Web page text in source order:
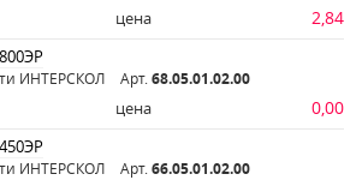
цена 2,84
ИНТЕРСКОЛ Арт. 68.05.01.02.00
цена 0,00
ИНТЕРСКОЛ Арт. 66.05.01.02.00